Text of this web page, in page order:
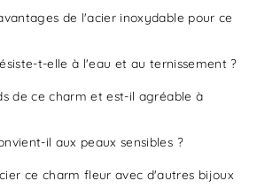
de l'acier inoxydable pour ce
t-elle à l'eau et au ternissement ?
de ce charm et est-il agréable à
il aux peaux sensibles ?
ce charm fleur avec d'autres bijoux